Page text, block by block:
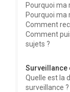
Pourquoi ma
Pourquoi ma
Comment
Comment
sujets ?
Surveillance
Quelle est la
surveillance ?